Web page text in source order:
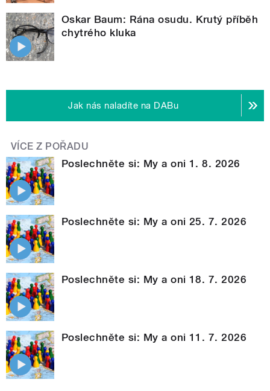
Oskar Baum: Rána osudu. Krutý příběh
chytrého kluka
Jak nás naladíte na DABu
VÍCE Z POŘADU
Poslechněte si: My a oni 1. 8. 2026
Poslechněte si: My a oni 25. 7. 2026
Poslechněte si: My a oni 18. 7. 2026
Poslechněte si: My a oni 11. 7. 2026